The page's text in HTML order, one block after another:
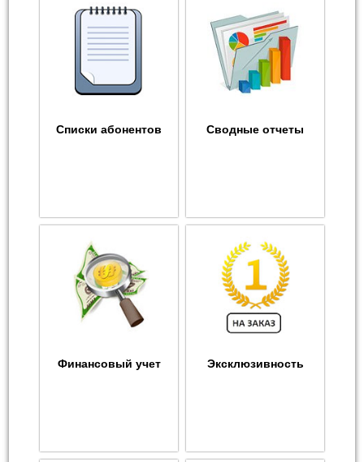
Списки абонентов Сводные отчеты
Финансовый учет Эксклюзивность